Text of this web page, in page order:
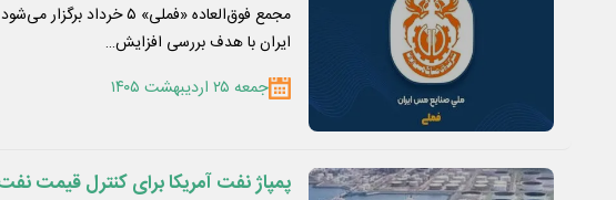
ایران با هدف بررسی افزایش…
جمعه ۲۵ اردیبهشت ۱۴۰۵
پمپاژ نفت آمریکا برای کنترل قیمت